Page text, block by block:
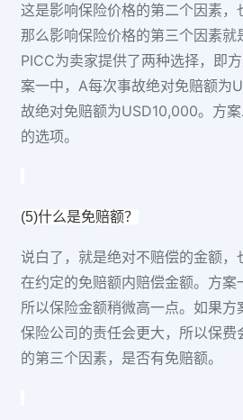
这是影响保险价格的第二个因素，
那么影响保险价格的第三个因素就
PICC为卖家提供了两种选择，即
案一中，A每次事故绝对免赔额为
故绝对免赔额为USD10,000。方
的选项。
(5)什么是免赔额？
说白了，就是绝对不赔偿的金额，
在约定的免赔额内赔偿金额。方案
所以保险金额稍微高一点。如果方
保险公司的责任会更大，所以保费
的第三个因素，是否有免赔额。